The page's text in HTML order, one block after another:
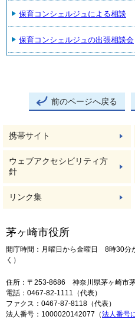
保育コンシェルジュによる相談
保育コンシェルジュの出張相談会
前のページへ戻る
携帯サイト
ウェブアクセシビリティ方
針
リンク集
茅ヶ崎市役所
開庁時間：月曜日から金曜日 8時30分
く）
住所：〒253-8686 神奈川県茅ヶ崎市
電話：0467-82-1111（代表）
ファクス：0467-87-8118（代表）
法人番号：1000020142077（法人番号